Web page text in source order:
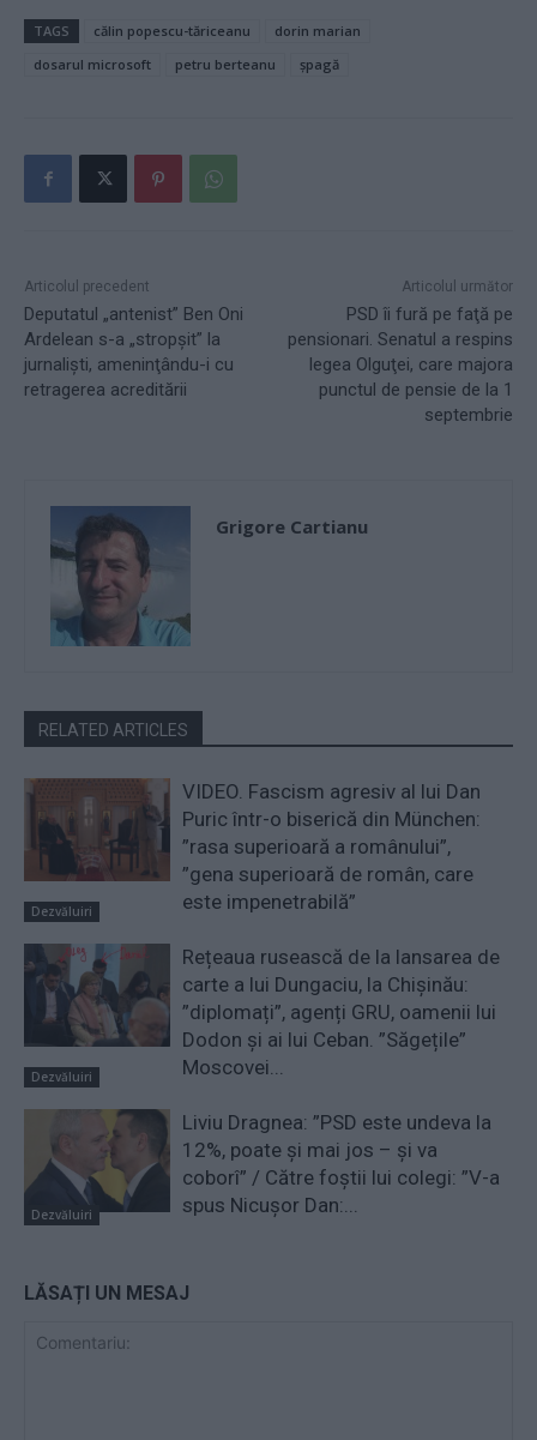
TAGS călin popescu-tăriceanu
dorin marian
dosarul microsoft
petru berteanu șpagă
Articolul precedent
Deputatul „antenist” Ben Oni
Ardelean s-a „stropşit” la
jurnalişti, ameninţându-i cu
retragerea acreditării
Articolul următor
PSD îi fură pe faţă pe
pensionari. Senatul a respins
legea Olguţei, care majora
punctul de pensie de la 1
septembrie
Grigore Cartianu
RELATED ARTICLES
Dezvăluiri
VIDEO. Fascism agresiv al lui Dan
Puric într-o biserică din München:
”rasa superioară a românului”,
”gena superioară de român, care
este impenetrabilă”
Dezvăluiri
Rețeaua rusească de la lansarea de
carte a lui Dungaciu, la Chișinău:
”diplomați”, agenți GRU, oamenii lui
Dodon și ai lui Ceban. ”Săgețile”
Moscovei...
Dezvăluiri
Liviu Dragnea: ”PSD este undeva la
12%, poate și mai jos – și va
coborî” / Către foștii lui colegi: ”V-a
spus Nicușor Dan:...
LĂSAȚI UN MESAJ